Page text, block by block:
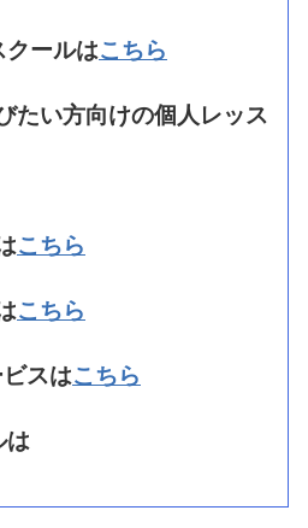
クールはこちら
たい方向けの個人レッス
こちら
こちら
スはこちら
は